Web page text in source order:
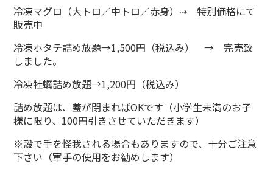
冷凍マグロ（大トロ／中トロ／赤身）⇢ 特別価格にて
販売中
冷凍ホタテ詰め放題→1,500円（税込み） → 完売致
しました。
冷凍牡蠣詰め放題→1,200円（税込み）
詰め放題は、蓋が閉まればOKです（小学生未満のお子
様に限り、100円引きさせていただきます）
※殻で手を怪我される場合もありますので、十分ご注意
下さい（軍手の使用をお勧めします）